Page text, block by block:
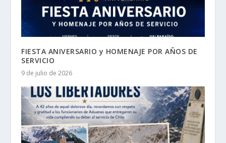
FIESTA ANIVERSARIO y HOMENAJE POR AÑOS DE
SERVICIO
9 de julio de 2026